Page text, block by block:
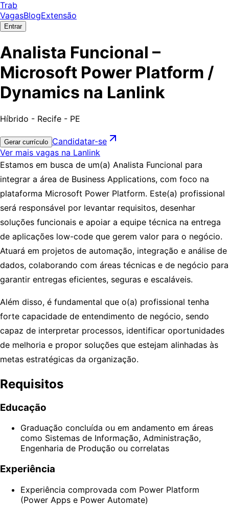
Trab
VagasBlogExtensão
Entrar
Analista Funcional –
Microsoft Power Platform /
Dynamics na Lanlink
Híbrido - Recife - PE
Gerar currículo Candidatar-se
Ver mais vagas na Lanlink
Estamos em busca de um(a) Analista Funcional para
integrar a área de Business Applications, com foco na
plataforma Microsoft Power Platform. Este(a) profissional
será responsável por levantar requisitos, desenhar
soluções funcionais e apoiar a equipe técnica na entrega
de aplicações low-code que gerem valor para o negócio.
Atuará em projetos de automação, integração e análise de
dados, colaborando com áreas técnicas e de negócio para
garantir entregas eficientes, seguras e escaláveis.
Além disso, é fundamental que o(a) profissional tenha
forte capacidade de entendimento de negócio, sendo
capaz de interpretar processos, identificar oportunidades
de melhoria e propor soluções que estejam alinhadas às
metas estratégicas da organização.
Requisitos
Educação
Graduação concluída ou em andamento em áreas
como Sistemas de Informação, Administração,
Engenharia de Produção ou correlatas
Experiência
Experiência comprovada com Power Platform
(Power Apps e Power Automate)